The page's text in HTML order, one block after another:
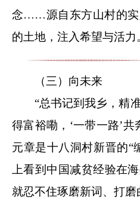
念……源自东方山村的实
的土地，注入希望与活力
（三）向未来
“总书记到我乡，精准
得富裕嘞，‘一带一路’
元章是十八洞村新晋的“
上看到中国减贫经验在
就忍不住琢磨新词、打磨